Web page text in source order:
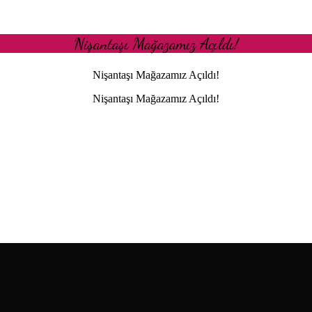
Nişantaşı Mağazamız Açıldı!
Nişantaşı Mağazamız Açıldı!
Nişantaşı Mağazamız Açıldı!